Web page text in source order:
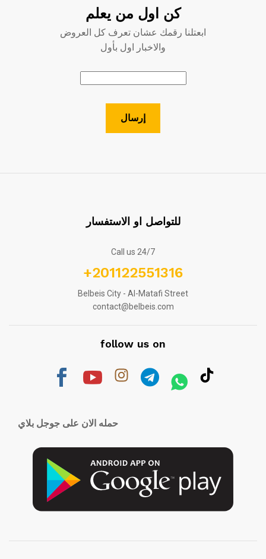
كن اول من يعلم
ابعتلنا رقمك عشان تعرف كل العروض
والاخبار اول بأول
للتواصل او الاستفسار
Call us 24/7
+201122551316
Belbeis City - Al-Matafi Street
contact@belbeis.com
follow us on
حمله الان على جوجل بلاي